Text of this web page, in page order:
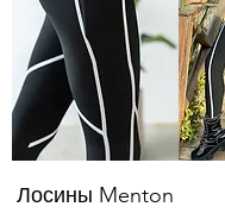
Лосины Menton